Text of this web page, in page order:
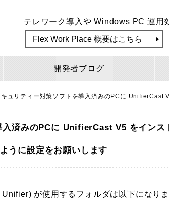
テレワーク導入や Windows PC 運用
Flex Work Place 概要はこちら
開発者ブログ
ュリティー対策ソフトを導入済みのPCに UnifierCast
入済みのPCに UnifierCast V5 をインス
うに設定をお願いします
が使用するフォルダは以下になりま